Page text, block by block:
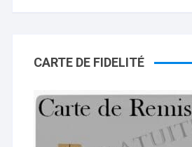
CARTE DE FIDELITÉ